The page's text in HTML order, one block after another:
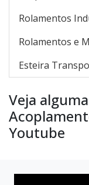
Rolamentos
Rolamentos e
Esteira
Veja
Youtube